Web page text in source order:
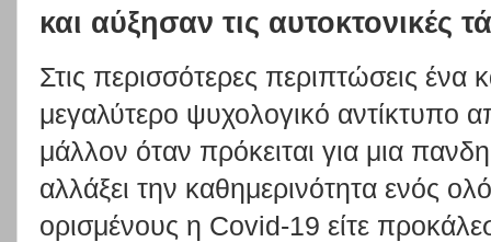
και αύξησαν τις αυτοκτονικές
Στις περισσότερες περιπτώσεις ένα
μεγαλύτερο ψυχολογικό αντίκτυπο
μάλλον όταν πρόκειται για μια
αλλάξει την καθημερινότητα ενός
ορισμένους η Covid-19 είτε